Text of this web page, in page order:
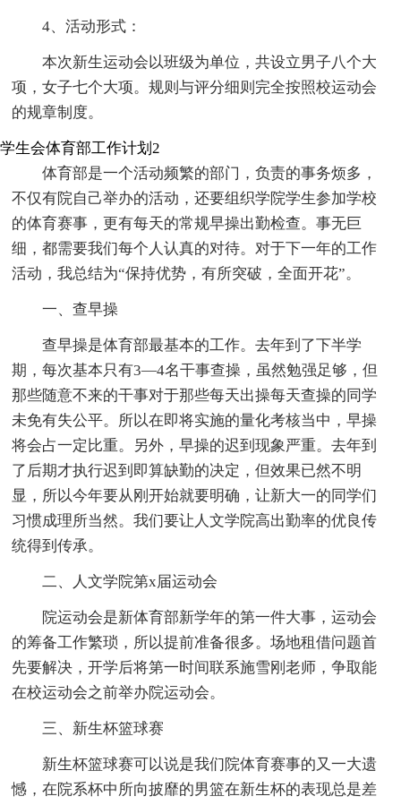
4、活动形式：
本次新生运动会以班级为单位，共设立男子八个大
项，女子七个大项。规则与评分细则完全按照校运动会
的规章制度。
学生会体育部工作计划2
体育部是一个活动频繁的部门，负责的事务烦多，
不仅有院自己举办的活动，还要组织学院学生参加学校
的体育赛事，更有每天的常规早操出勤检查。事无巨
细，都需要我们每个人认真的对待。对于下一年的工作
活动，我总结为“保持优势，有所突破，全面开花”。
一、查早操
查早操是体育部最基本的工作。去年到了下半学
期，每次基本只有3—4名干事查操，虽然勉强足够，但
那些随意不来的干事对于那些每天出操每天查操的同学
未免有失公平。所以在即将实施的量化考核当中，早操
将会占一定比重。另外，早操的迟到现象严重。去年到
了后期才执行迟到即算缺勤的决定，但效果已然不明
显，所以今年要从刚开始就要明确，让新大一的同学们
习惯成理所当然。我们要让人文学院高出勤率的优良传
统得到传承。
二、人文学院第x届运动会
院运动会是新体育部新学年的第一件大事，运动会
的筹备工作繁琐，所以提前准备很多。场地租借问题首
先要解决，开学后将第一时间联系施雪刚老师，争取能
在校运动会之前举办院运动会。
三、新生杯篮球赛
新生杯篮球赛可以说是我们院体育赛事的又一大遗
憾，在院系杯中所向披靡的男篮在新生杯的表现总是差